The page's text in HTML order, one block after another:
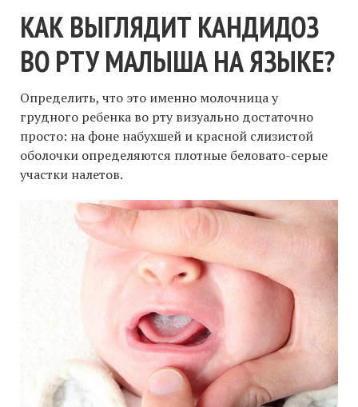
КАК ВЫГЛЯДИТ КАНДИДОЗ
ВО РТУ МАЛЫША НА ЯЗЫКЕ?
Определить, что это именно молочница у
грудного ребенка во рту визуально достаточно
просто: на фоне набухшей и красной слизистой
оболочки определяются плотные беловато-серые
участки налетов.